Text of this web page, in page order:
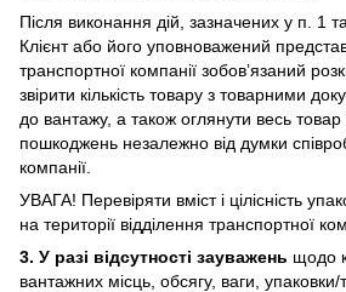
Після виконання дій, зазначених у п. 1 та
Клієнт або його уповноважений
транспортної компанії зобов’язаний
звірити кількість товару з товарними
до вантажу, а також оглянути весь товар
пошкоджень незалежно від думки
компанії.
УВАГА! Перевіряти вміст і цілісність
на території відділення транспортної
3. У разі відсутності зауважень щодо
вантажних місць, обсягу, ваги,